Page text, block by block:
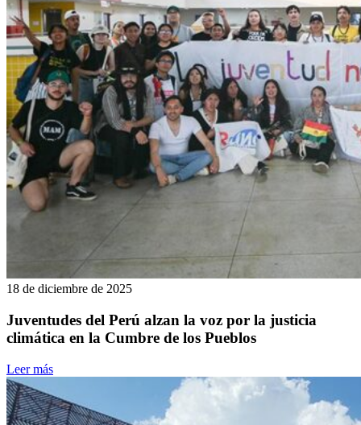
18 de diciembre de 2025
Juventudes del Perú alzan la voz por la justicia
climática en la Cumbre de los Pueblos
Leer más